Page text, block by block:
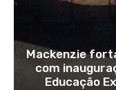
Mackenzie
com
Educação